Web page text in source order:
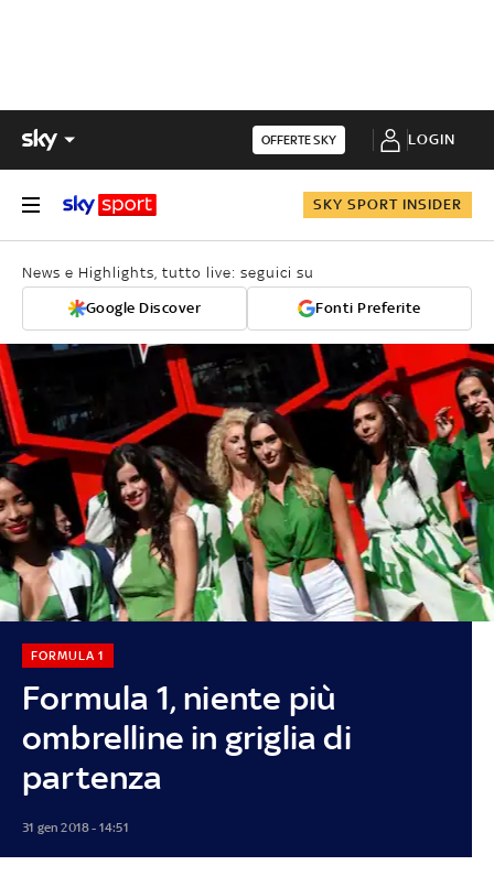
OFFERTE SKY LOGIN
SKY SPORT INSIDER
News e Highlights, tutto live: seguici su
Google Discover Fonti Preferite
Formula 1, niente più
ombrelline in griglia di
partenza
FORMULA 1
31 gen 2018 - 14:51